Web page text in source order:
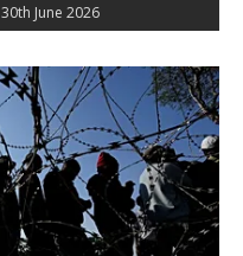
30th June 2026